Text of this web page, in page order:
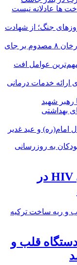
راهنمای مصرف داروهای HIV در
قلب و